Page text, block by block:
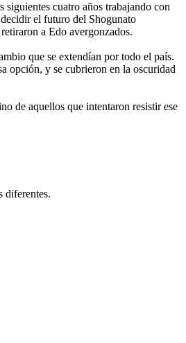
cuatro años trabajando con
el futuro del Shogunato
a Edo avergonzados.
que se extendían por todo el país.
opción, y se cubrieron en la oscuridad
de aquellos que intentaron resistir ese
diferentes.